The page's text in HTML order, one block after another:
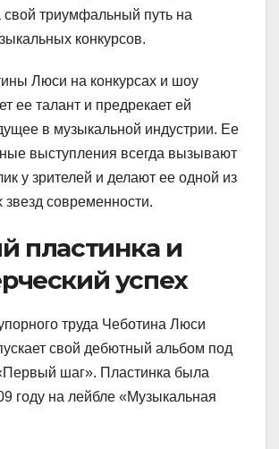
триумфальный путь на
конкурсов.
Люси на конкурсах и шоу
ее талант и предрекает ей
в музыкальной индустрии. Ее
выступления всегда вызывают
у зрителей и делают ее одной из
современности.
пластинка и
успех
труда Чеботина Люси
свой дебютный альбом под
шаг». Пластинка была
году на лейбле «Музыкальная